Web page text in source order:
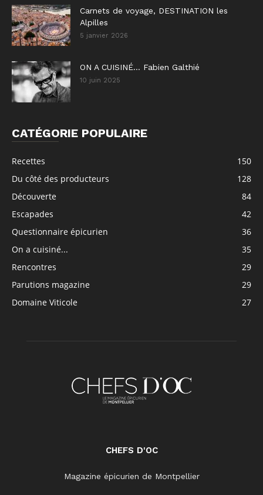
Carnets de voyage, DESTINATION les
Alpilles
5 janvier 2026
ON A CUISINÉ… Fabien Galthié
10 juin 2025
CATÉGORIE POPULAIRE
Recettes
150
Du côté des producteurs
128
Découverte
84
Escapades
42
Questionnaire épicurien
36
On a cuisiné...
35
Rencontres
29
Parutions magazine
29
Domaine Viticole
27
CHEFS D'OC
Magazine épicurien de Montpellier